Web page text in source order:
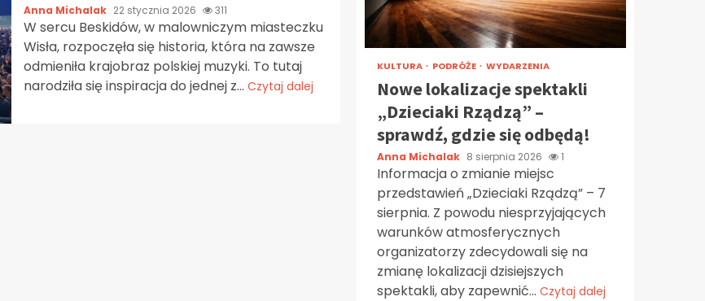
Anna Michalak 22 stycznia 2026 311
W sercu Beskidów, w malowniczym miasteczku
Wisła, rozpoczęła się historia, która na zawsze
odmieniła krajobraz polskiej muzyki. To tutaj
narodziła się inspiracja do jednej z... Czytaj dalej
KULTURA PODRÓŻE WYDARZENIA
Nowe lokalizacje spektakli
„Dzieciaki Rządzą” –
sprawdź, gdzie się odbędą!
Anna Michalak 8 sierpnia 2026 1
Informacja o zmianie miejsc
przedstawień „Dzieciaki Rządzą” – 7
sierpnia. Z powodu niesprzyjających
warunków atmosferycznych
organizatorzy zdecydowali się na
zmianę lokalizacji dzisiejszych
spektakli, aby zapewnić... Czytaj dalej